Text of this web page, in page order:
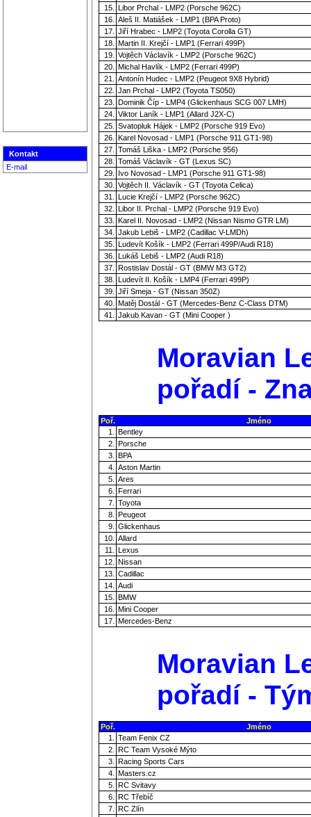
15.
Libor Prchal - LMP2 (Porsche 962C)
16.
Aleš II. Matiášek - LMP1 (BPA Proto)
17.
Jiří Hrabec - LMP2 (Toyota Corolla GT)
18.
Martin II. Krejčí - LMP1 (Ferrari 499P)
19.
Vojtěch Václavík - LMP2 (Porsche 962C)
20.
Michal Havlík - LMP2 (Ferrari 499P)
21.
Antonín Hudec - LMP2 (Peugeot 9X8 Hybrid)
22.
Jan Prchal - LMP2 (Toyota TS050)
23.
Dominik Číp - LMP4 (Glickenhaus SCG 007 LMH)
24.
Viktor Laník - LMP1 (Allard J2X-C)
25.
Svatopluk Hájek - LMP2 (Porsche 919 Evo)
26.
Karel Novosad - LMP1 (Porsche 911 GT1-98)
27.
Tomáš Liška - LMP2 (Porsche 956)
28.
Tomáš Václavík - GT (Lexus SC)
29.
Ivo Novosad - LMP1 (Porsche 911 GT1-98)
30.
Vojtěch II. Václavík - GT (Toyota Celica)
31.
Lucie Krejčí - LMP2 (Porsche 962C)
32.
Libor II. Prchal - LMP2 (Porsche 919 Evo)
33.
Karel II. Novosad - LMP2 (Nissan Nismo GTR LM)
34.
Jakub Lebiš - LMP2 (Cadillac V-LMDh)
35.
Ludevít Košík - LMP2 (Ferrari 499P/Audi R18)
36.
Lukáš Lebiš - LMP2 (Audi R18)
37.
Rostislav Dostál - GT (BMW M3 GT2)
38.
Ludevít II. Košík - LMP4 (Ferrari 499P)
39.
Jiří Smeja - GT (Nissan 350Z)
40.
Matěj Dostál - GT (Mercedes-Benz C-Class DTM)
41.
Jakub Kavan - GT (Mini Cooper )
Moravian
pořadí -
Poř.
Jméno
1.
Bentley
2.
Porsche
3.
BPA
4.
Aston Martin
5.
Ares
6.
Ferrari
7.
Toyota
8.
Peugeot
9.
Glickenhaus
10.
Allard
11.
Lexus
12.
Nissan
13.
Cadillac
14.
Audi
15.
BMW
16.
Mini Cooper
17.
Mercedes-Benz
Moravian
pořadí -
Poř.
Jméno
1.
Team Fenix CZ
2.
RC Team Vysoké Mýto
3.
Racing Sports Cars
4.
Masters.cz
5.
RC Svitavy
6.
RC Třebíč
7.
RC Zlín
Kontakt
E-mail